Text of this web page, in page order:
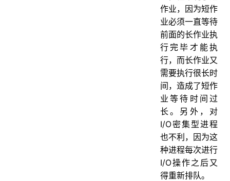
作业，因为短作
业必须一直等待
前面的长作业执
行完毕才能执
行，而长作业又
需要执行很长时
间，造成了短作
业等待时间过
长。另外，对
I/O密集型进程
也不利，因为这
种进程每次进行
I/O操作之后又
得重新排队。